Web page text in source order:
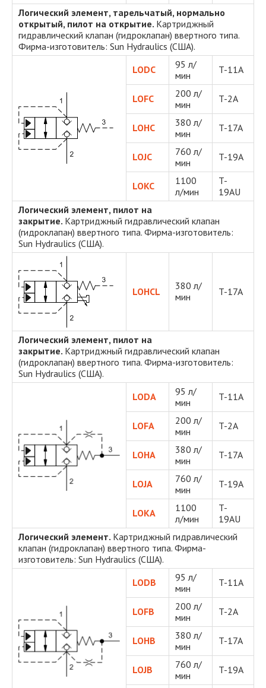
Логический элемент, тарельчатый, нормально
открытый, пилот на открытие. Картриджный
гидравлический клапан (гидроклапан) ввертного типа.
Фирма-изготовитель: Sun Hydraulics (США).
LODC
95 л/
мин
T-11A
LOFC
200 л/
мин
T-2A
LOHC
380 л/
мин
T-17A
LOJC
760 л/
мин
T-19A
LOKC
1100
л/мин
T-
19AU
Логический элемент, пилот на
закрытие. Картриджный гидравлический клапан
(гидроклапан) ввертного типа. Фирма-изготовитель:
Sun Hydraulics (США).
LOHCL
380 л/
мин
T-17A
Логический элемент, пилот на
закрытие. Картриджный гидравлический клапан
(гидроклапан) ввертного типа. Фирма-изготовитель:
Sun Hydraulics (США).
LODA
95 л/
мин
T-11A
LOFA
200 л/
мин
T-2A
LOHA
380 л/
мин
T-17A
LOJA
760 л/
мин
T-19A
LOKA
1100
л/мин
T-
19AU
Логический элемент. Картриджный гидравлический
клапан (гидроклапан) ввертного типа. Фирма-
изготовитель: Sun Hydraulics (США).
LODB
95 л/
мин
T-11A
LOFB
200 л/
мин
T-2A
LOHB
380 л/
мин
T-17A
LOJB
760 л/
мин
T-19A